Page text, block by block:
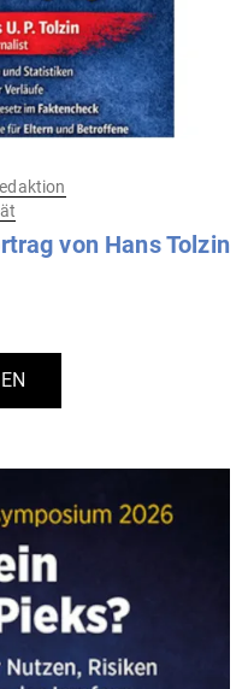
von Hans Tolzin